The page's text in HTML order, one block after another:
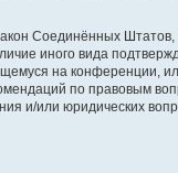
Соединённых
иного вида
на конференции,
по правовым
и/или юридических